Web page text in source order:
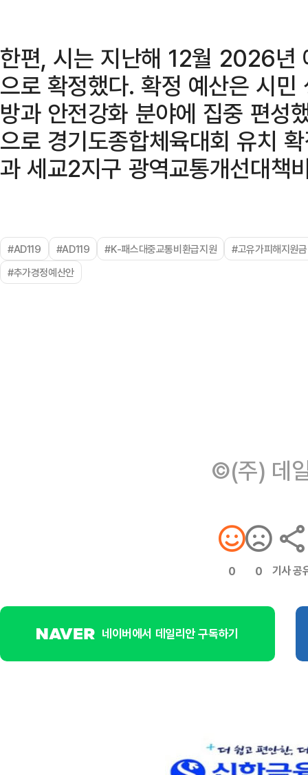
한편, 시는 지난해 12월 2026
으로 확정했다. 확정 예산은 시
방과 안전강화 분야에 집중 편성
으로 경기도종합체육대회 유치
과 세교2지구 광역교통개선대책
#AD119 #AD119 #K-패스대중교통비환급지원
#고유가피해지원금
#추가경정예산안
©(주) 데
0 0 기사 공
네이버에서 데일리안 구독하기